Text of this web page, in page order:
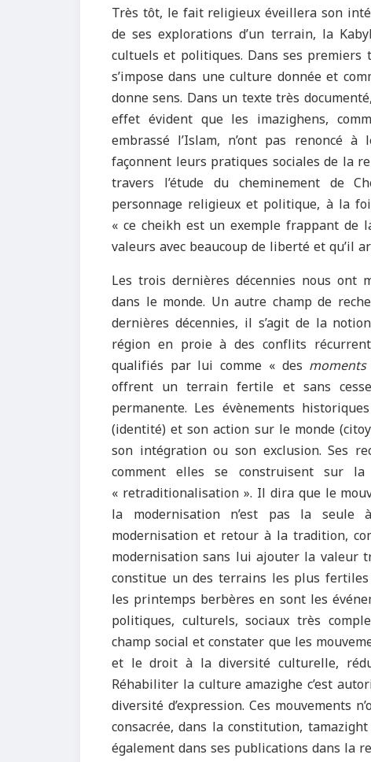
Très tôt, le fait religieux éveillera son
de ses explorations d’un terrain, la
cultuels et politiques. Dans ses
s’impose dans une culture donnée et
donne sens. Dans un texte très
effet évident que les imazighens,
embrassé l’Islam, n’ont pas renoncé
façonnent leurs pratiques sociales de la
travers l’étude du cheminement de
personnage religieux et politique, à la
« ce cheikh est un exemple frappant
valeurs avec beaucoup de liberté et qu’il
Les trois dernières décennies nous ont
dans le monde. Un autre champ de
dernières décennies, il s’agit de la
région en proie à des conflits
qualifiés par lui comme « des
offrent un terrain fertile et sans
permanente. Les évènements
(identité) et son action sur le monde
son intégration ou son exclusion. Ses
comment elles se construisent sur
« retraditionalisation ». Il dira que le
la modernisation n’est pas la
modernisation et retour à la tradition,
modernisation sans lui ajouter la valeur
constitue un des terrains les plus fertiles
les printemps berbères en sont les
politiques, culturels, sociaux très
champ social et constater que les
et le droit à la diversité culturelle,
Réhabiliter la culture amazighe c’est
diversité d’expression. Ces mouvements
consacrée, dans la constitution,
également dans ses publications dans la